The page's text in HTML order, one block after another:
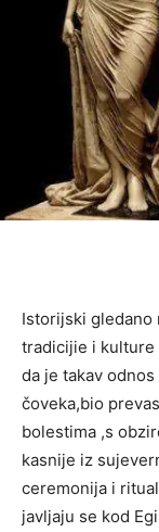
Istorijski gledano
tradicijie i kulture
da je takav
čoveka,bio
bolestima ,s
kasnije iz
ceremonija i
javljaju se kod